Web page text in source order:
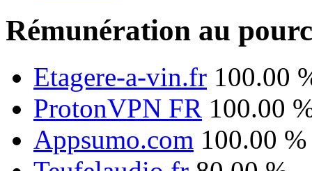
Rémunération au
Etagere-a-vin.fr 100.00
ProtonVPN FR 100.00
Appsumo.com 100.00 %